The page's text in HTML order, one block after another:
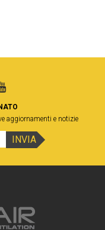
aggiornamenti e notizie